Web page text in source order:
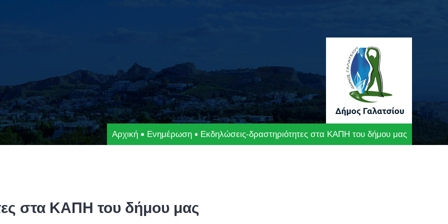
Αρχική Ενημέρωση Εκδηλώσεις-δραστηριότητες στα ΚΑΠΗ του δήμου μας
στα ΚΑΠΗ του δήμου μας